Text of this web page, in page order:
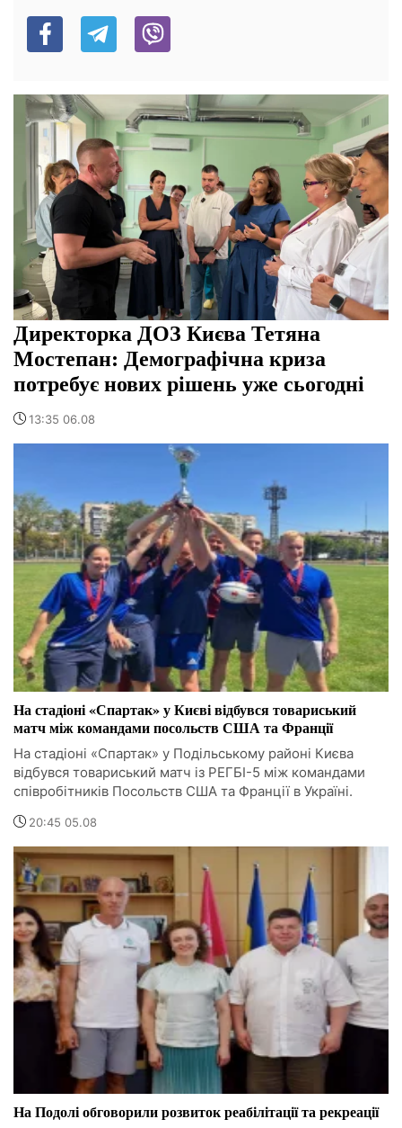
Директорка ДОЗ Києва Тетяна
Мостепан: Демографічна криза
потребує нових рішень уже сьогодні
13:35 06.08
На стадіоні «Спартак» у Києві відбувся товариський
матч між командами посольств США та Франції
На стадіоні «Спартак» у Подільському районі Києва
відбувся товариський матч із РЕГБІ-5 між командами
співробітників Посольств США та Франції в Україні.
20:45 05.08
На Подолі обговорили розвиток реабілітації та рекреації